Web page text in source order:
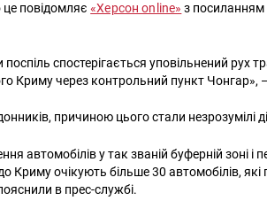
це повідомляє«Херсон online» з посиланням
спостерігається уповільнений рух
Криму через контрольний пункт Чонгар»,
причиною цього стали незрозумілі
автомобілів у так званій буферній зоні
Криму очікують більше 30 автомобілів,
в прес-службі.